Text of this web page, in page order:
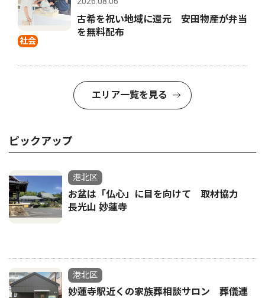
社会
古希を祝い地域に還元 安田物産が弁当
を無料配布
エリア一覧を見る
ピックアップ
港北区
お盆は「仏心」に目を向けて 取材協力
長光山 妙蓮寺
港北区
妙蓮寺駅近くの家族葬相談サロン 葬儀連